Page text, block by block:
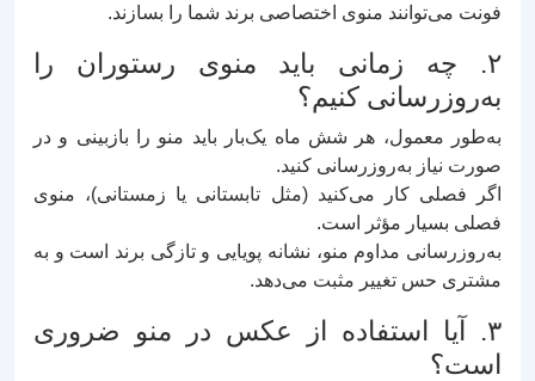
فونت می‌توانند منوی اختصاصی برند شما را بسازند.
۲. چه زمانی باید منوی رستوران را
به‌روزرسانی کنیم؟
به‌طور معمول، هر شش ماه یک‌بار باید منو را بازبینی و در
صورت نیاز به‌روزرسانی کنید.
اگر فصلی کار می‌کنید (مثل تابستانی یا زمستانی)، منوی
فصلی بسیار مؤثر است.
به‌روزرسانی مداوم منو، نشانه پویایی و تازگی برند است و به
مشتری حس تغییر مثبت می‌دهد.
۳. آیا استفاده از عکس در منو ضروری
است؟